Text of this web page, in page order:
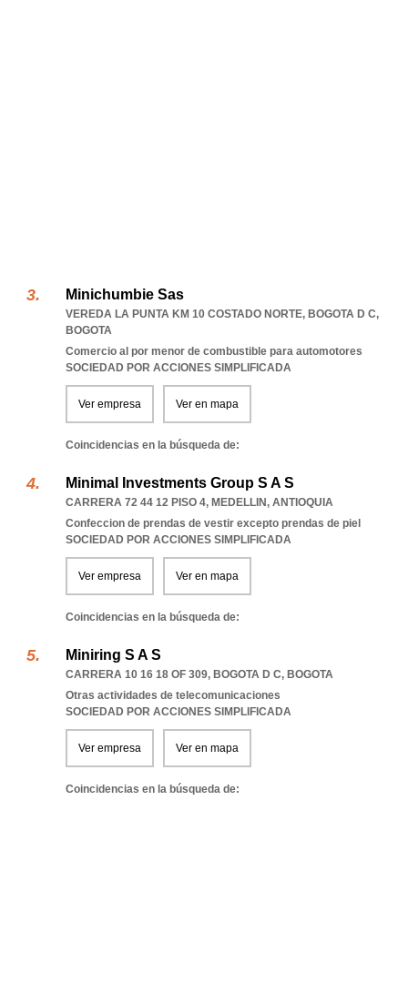
Minichumbie Sas
VEREDA LA PUNTA KM 10 COSTADO NORTE, BOGOTA D C,
BOGOTA
Comercio al por menor de combustible para automotores
SOCIEDAD POR ACCIONES SIMPLIFICADA
Ver empresa Ver en mapa
Coincidencias en la búsqueda de:
Minimal Investments Group S A S
CARRERA 72 44 12 PISO 4, MEDELLIN, ANTIOQUIA
Confeccion de prendas de vestir excepto prendas de piel
SOCIEDAD POR ACCIONES SIMPLIFICADA
Ver empresa Ver en mapa
Coincidencias en la búsqueda de:
Miniring S A S
CARRERA 10 16 18 OF 309, BOGOTA D C, BOGOTA
Otras actividades de telecomunicaciones
SOCIEDAD POR ACCIONES SIMPLIFICADA
Ver empresa Ver en mapa
Coincidencias en la búsqueda de: